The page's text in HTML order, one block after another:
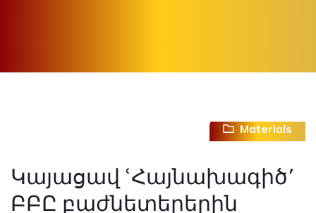
Materials
Կայացավ ՙՀայնախագիծ՚
ԲԲԸ բաժնետերերին